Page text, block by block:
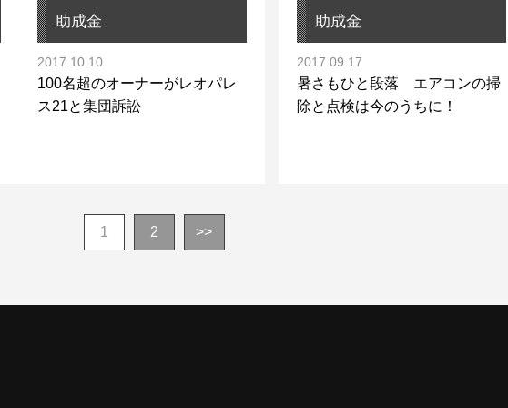
助成金
2017.10.10
100名超のオーナーがレオパレ
ス21と集団訴訟
助成金
2017.09.17
暑さもひと段落 エアコンの掃
除と点検は今のうちに！
1 2 >>